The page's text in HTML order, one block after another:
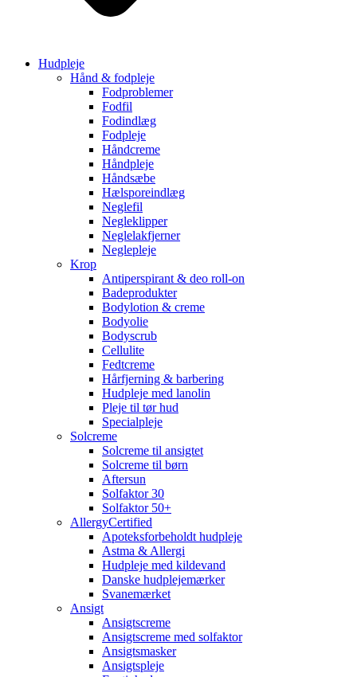
Hudpleje
Hånd & fodpleje
Fodproblemer
Fodfil
Fodindlæg
Fodpleje
Håndcreme
Håndpleje
Håndsæbe
Hælsporeindlæg
Neglefil
Negleklipper
Neglelakfjerner
Neglepleje
Krop
Antiperspirant & deo roll-on
Badeprodukter
Bodylotion & creme
Bodyolie
Bodyscrub
Cellulite
Fedtcreme
Hårfjerning & barbering
Hudpleje med lanolin
Pleje til tør hud
Specialpleje
Solcreme
Solcreme til ansigtet
Solcreme til børn
Aftersun
Solfaktor 30
Solfaktor 50+
AllergyCertified
Apoteksforbeholdt hudpleje
Astma & Allergi
Hudpleje med kildevand
Danske hudplejemærker
Svanemærket
Ansigt
Ansigtscreme
Ansigtscreme med solfaktor
Ansigtsmasker
Ansigtspleje